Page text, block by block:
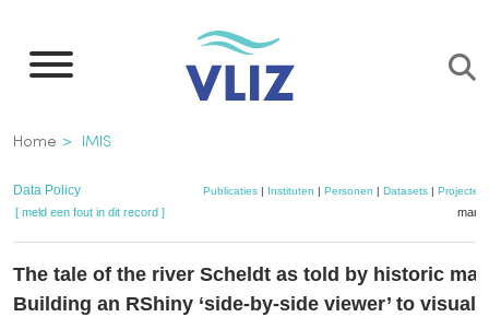
naar
inhoud
gaan
Kruimelpad
Home IMIS
Data Policy Publicaties| Instituten | Personen | Datasets| Projecten
[ meld een fout in dit record ]
The tale of the river Scheldt as told by historic
Building an RShiny ‘side-by-side viewer’ to